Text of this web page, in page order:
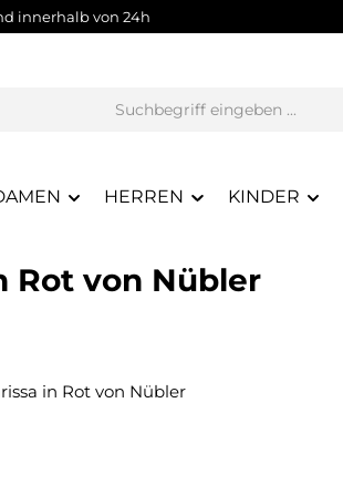
innerhalb von 24h
HERREN KINDER
Rot von Nübler